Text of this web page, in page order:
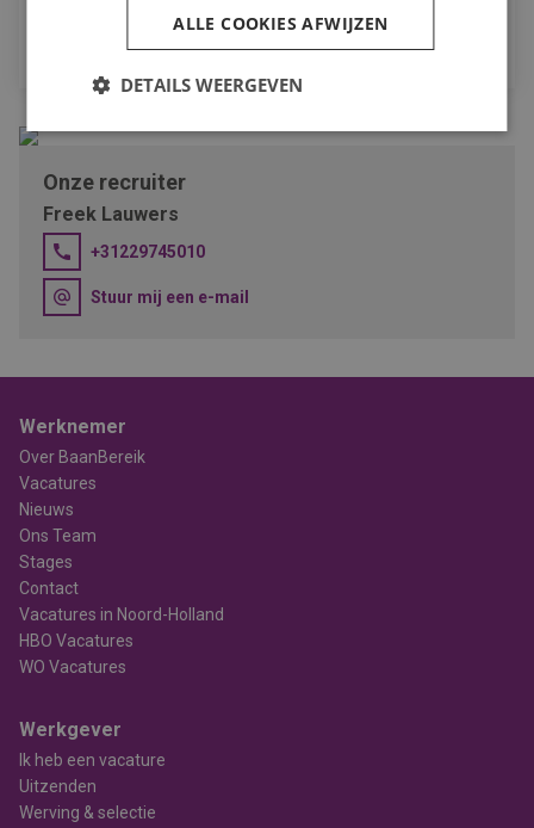
SOLLICITEER
Onze recruiter
Freek Lauwers
+31229745010
Stuur mij een e-mail
Werknemer
Over BaanBereik
Vacatures
Nieuws
Ons Team
Stages
Contact
Vacatures in Noord-Holland
HBO Vacatures
WO Vacatures
Werkgever
Ik heb een vacature
Uitzenden
Werving & selectie
ALLE COOKIES AFWIJZEN
DETAILS WEERGEVEN